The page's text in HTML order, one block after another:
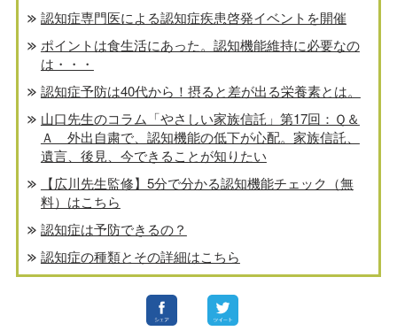
認知症専門医による認知症疾患啓発イベントを開催
ポイントは食生活にあった。認知機能維持に必要なの
は・・・
認知症予防は40代から！摂ると差が出る栄養素とは。
山口先生のコラム「やさしい家族信託」第17回：Ｑ＆
Ａ 外出自粛で、認知機能の低下が心配。家族信託、
遺言、後見、今できることが知りたい
【広川先生監修】5分で分かる認知機能チェック（無
料）はこちら
認知症は予防できるの？
認知症の種類とその詳細はこちら